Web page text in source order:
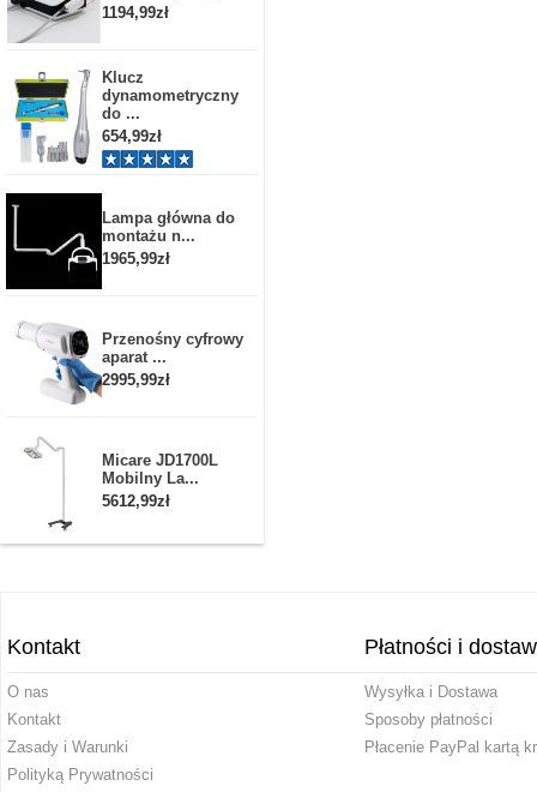
1194,99zł
Klucz
dynamometryczny
do ...
654,99zł
Lampa główna do
montażu n...
1965,99zł
Przenośny cyfrowy
aparat ...
2995,99zł
Micare JD1700L
Mobilny La...
5612,99zł
Kontakt
O nas
Kontakt
Zasady i Warunki
Polityką Prywatności
Płatności i
Wysyłka i Dostawa
Sposoby płatności
Płacenie PayPal kartą